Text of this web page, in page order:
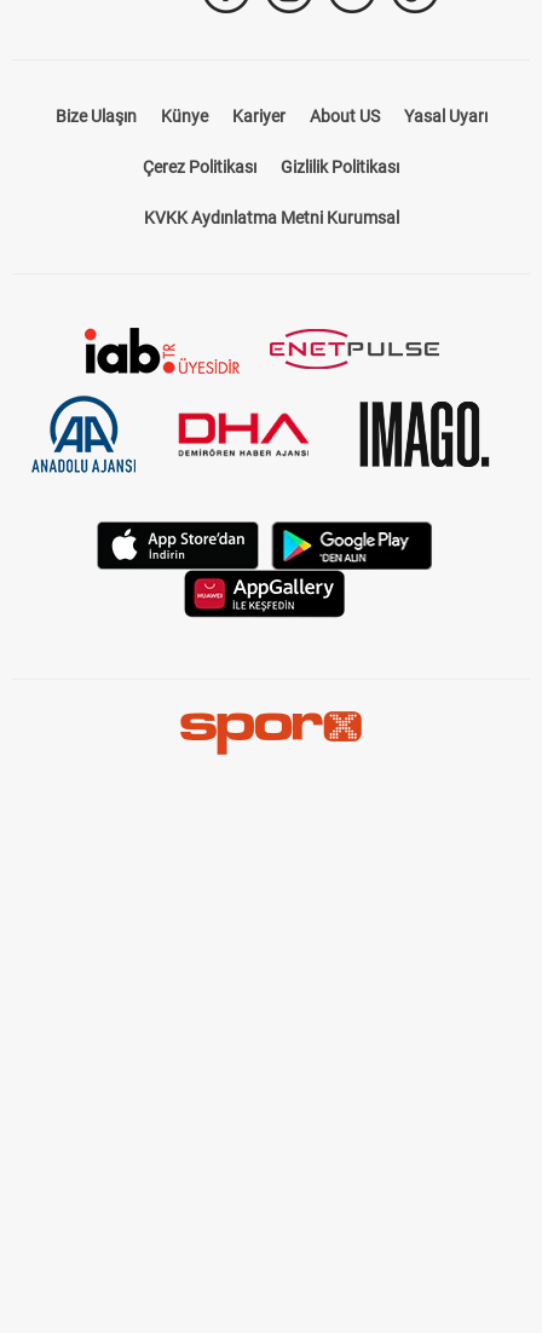
Bize Ulaşın Künye Kariyer About US Yasal Uyarı
Çerez Politikası Gizlilik Politikası
KVKK Aydınlatma Metni Kurumsal